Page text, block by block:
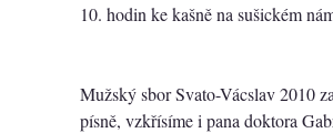
10. hodin ke kašně na sušickém
Mužský sbor Svato-Vácslav 2010
písně, vzkřísíme i pana doktora